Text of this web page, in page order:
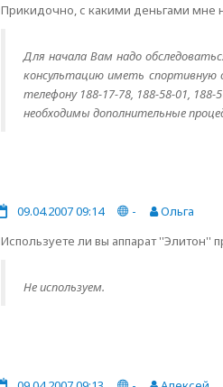
Прикидочно, с какими деньгами мне
Для начала Вам надо
консультацию иметь спортивную
телефону 188-17-78, 188-58-01,
необходимы дополнительные
09.04.2007 09:14 -
Ольга
Используете ли вы аппарат ''Элитон''
Не используем.